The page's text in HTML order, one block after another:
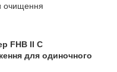
очищення
FHB II C
для одиночного